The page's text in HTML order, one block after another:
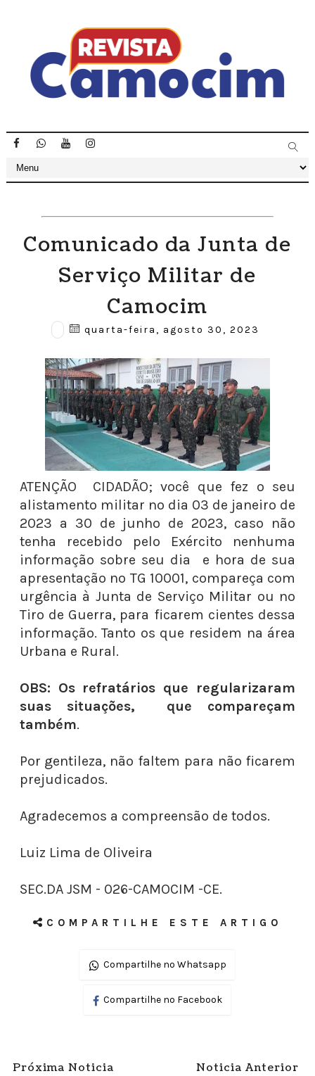
Comunicado da Junta de
Serviço Militar de
Camocim
quarta-feira, agosto 30, 2023
ATENÇÃO CIDADÃO; você que fez o seu
alistamento militar no dia 03 de janeiro de
2023 a 30 de junho de 2023, caso não
tenha recebido pelo Exército nenhuma
informação sobre seu dia e hora de sua
apresentação no TG 10001, compareça com
urgência à Junta de Serviço Militar ou no
Tiro de Guerra, para ficarem cientes dessa
informação. Tanto os que residem na área
Urbana e Rural.
OBS: Os refratários que regularizaram
suas situações, que compareçam
também.
Por gentileza, não faltem para não ficarem
prejudicados.
Agradecemos a compreensão de todos.
Luiz Lima de Oliveira
SEC.DA JSM - 026-CAMOCIM -CE.
COMPARTILHE ESTE ARTIGO
Compartilhe no Whatsapp
Compartilhe no Facebook
Próxima Noticia Noticia Anterior